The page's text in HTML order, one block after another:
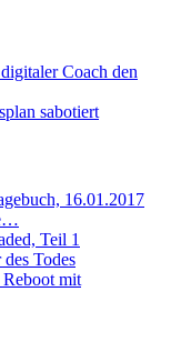
Coach den
sabotiert
16.01.2017
Teil 1
Todes
Reboot mit